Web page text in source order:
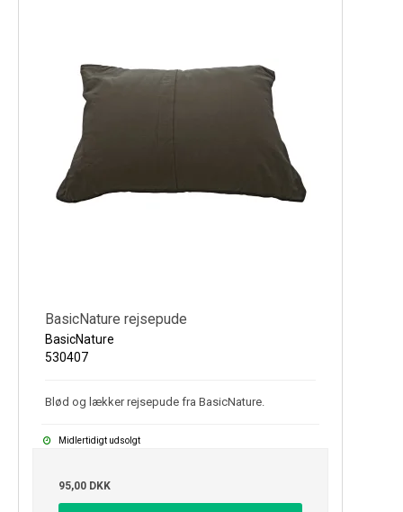
Reservedele
Restsalg
BasicNature rejsepude
BasicNature
530407
Blød og lækker rejsepude fra BasicNature.
Midlertidigt udsolgt
95,00 DKK